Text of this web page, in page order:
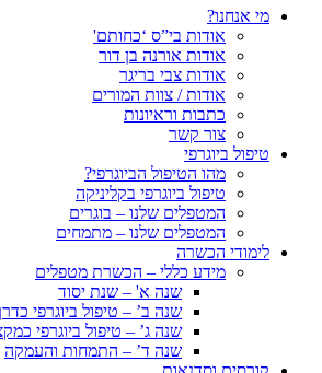
מי אנחנו?
אודות בי”ס ‘כחותם'
אודות אורנה בן דור
אודות צבי בריגר
אודות / צוות המורים
כתבות וראיונות
צור קשר
טיפול ביוגרפי
מהו הטיפול הביוגרפי?
טיפול ביוגרפי בקליניקה
המטפלים שלנו – בוגרים
המטפלים שלנו – מתמחים
לימודי הכשרה
מידע כללי – הכשרת מטפלים
שנה א' – שנת יסוד
שנה ב’ – טיפול ביוגרפי
שנה ג’ – טיפול ביוגרפי
שנה ד’ – התמחות והעמקה